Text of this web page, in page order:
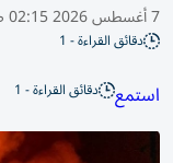
7 أغسطس 2026 02:15 صباحًا
دقائق القراءة - 1
استمع دقائق القراءة - 1